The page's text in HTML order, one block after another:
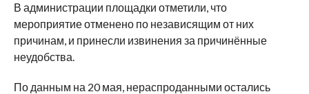
В администрации площадки отметили, что
мероприятие отменено по независящим от них
причинам, и принесли извинения за причинённые
неудобства.
По данным на 20 мая, нераспроданными остались